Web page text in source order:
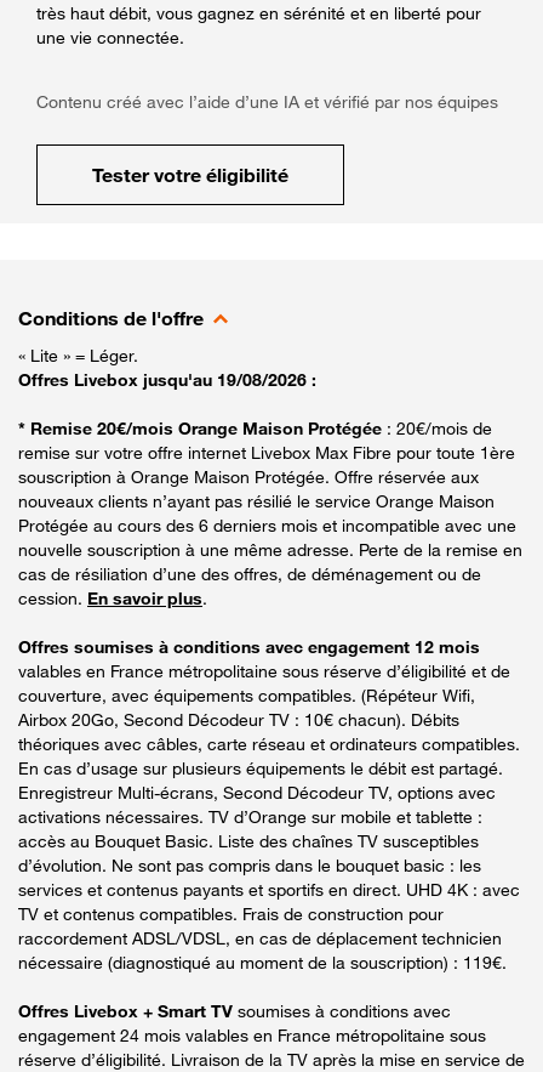
très haut débit, vous gagnez en sérénité et en liberté pour
une vie connectée.
Contenu créé avec l’aide d’une IA et vérifié par nos équipes
Tester votre éligibilité
Conditions de l'offre
« Lite » = Léger.
Offres Livebox jusqu'au 19/08/2026 :
* Remise 20€/mois Orange Maison Protégée : 20€/mois de
remise sur votre offre internet Livebox Max Fibre pour toute 1ère
souscription à Orange Maison Protégée. Offre réservée aux
nouveaux clients n’ayant pas résilié le service Orange Maison
Protégée au cours des 6 derniers mois et incompatible avec une
nouvelle souscription à une même adresse. Perte de la remise en
cas de résiliation d’une des offres, de déménagement ou de
cession. En savoir plus.
Offres soumises à conditions avec engagement 12 mois
valables en France métropolitaine sous réserve d’éligibilité et de
couverture, avec équipements compatibles. (Répéteur Wifi,
Airbox 20Go, Second Décodeur TV : 10€ chacun). Débits
théoriques avec câbles, carte réseau et ordinateurs compatibles.
En cas d’usage sur plusieurs équipements le débit est partagé.
Enregistreur Multi-écrans, Second Décodeur TV, options avec
activations nécessaires. TV d’Orange sur mobile et tablette :
accès au Bouquet Basic. Liste des chaînes TV susceptibles
d’évolution. Ne sont pas compris dans le bouquet basic : les
services et contenus payants et sportifs en direct. UHD 4K : avec
TV et contenus compatibles. Frais de construction pour
raccordement ADSL/VDSL, en cas de déplacement technicien
nécessaire (diagnostiqué au moment de la souscription) : 119€.
Offres Livebox + Smart TV soumises à conditions avec
engagement 24 mois valables en France métropolitaine sous
réserve d’éligibilité. Livraison de la TV après la mise en service de